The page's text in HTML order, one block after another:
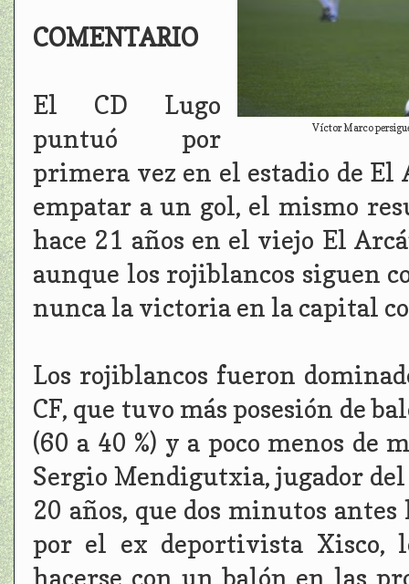
Víctor Marco
COMENTARIO
El CD Lugo
puntuó por
primera vez en el estadio de El
empatar a un gol, el mismo
hace 21 años en el viejo El
aunque los rojiblancos siguen
nunca la victoria en la capital
Los rojiblancos fueron
CF, que tuvo más posesión de
(60 a 40 %) y a poco menos
Sergio Mendigutxia, jugador
20 años, que dos minutos
por el ex deportivista Xisco,
hacerse con un balón en las